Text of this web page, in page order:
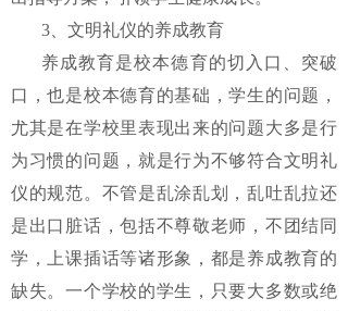
3、文明礼仪的养成教育
养成教育是校本德育的切入口、突破
口，也是校本德育的基础，学生的问题，
尤其是在学校里表现出来的问题大多是行
为习惯的问题，就是行为不够符合文明礼
仪的规范。不管是乱涂乱划，乱吐乱拉还
是出口脏话，包括不尊敬老师，不团结同
学，上课插话等诸形象，都是养成教育的
缺失。一个学校的学生，只要大多数或绝